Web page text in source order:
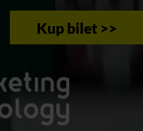
Kup bilet >>